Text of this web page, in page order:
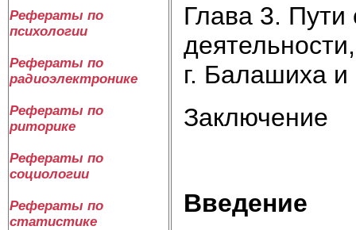
Рефераты по
психологии
Рефераты по
радиоэлектронике
Рефераты по
риторике
Рефераты по
социологии
Рефераты по
статистике
Глава 3. Пути
г. Балашиха и
Заключение
Введение